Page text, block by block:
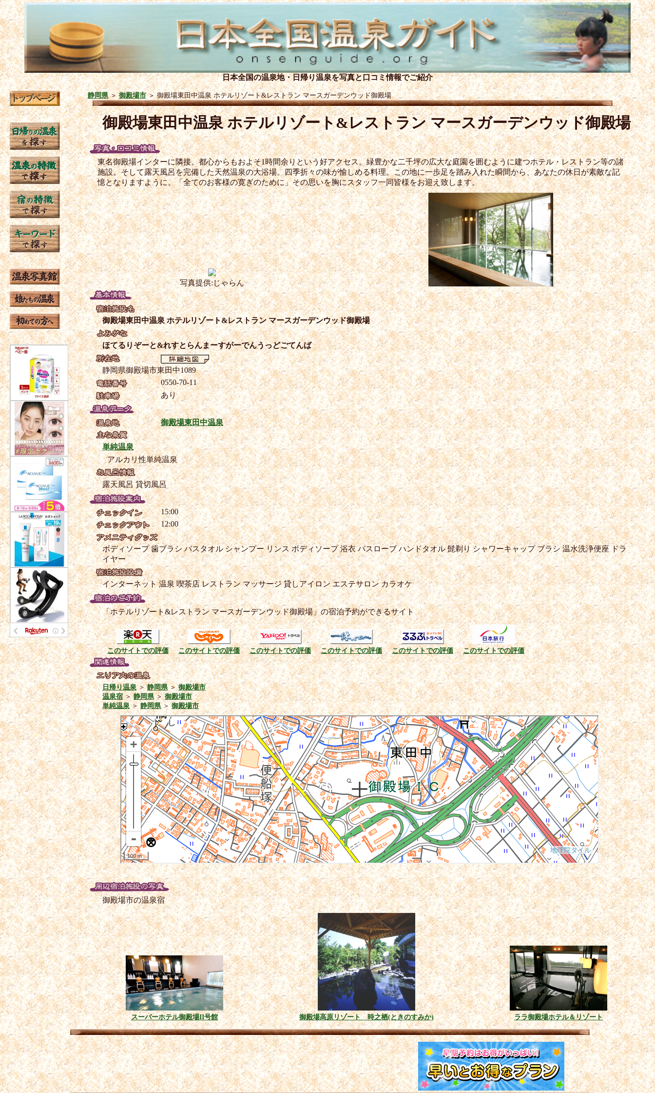
日本全国の温泉地・日帰り温泉を写真と口コミ情報でご紹介
静岡県＞御殿場市＞御殿場東田中温泉 ホテルリゾート&レストラン マースガーデンウッド御殿場
御殿場東田中温泉 ホテルリゾート&レストラン マースガーデンウッド御殿場
東名御殿場インターに隣接。都心からもおよそ1時間余りという好アクセス。緑豊かな二千坪の広大な庭園を囲むように建つホテル・レストラン等の諸
施設。そして露天風呂を完備した天然温泉の大浴場。四季折々の味が愉しめる料理。この地に一歩足を踏み入れた瞬間から、あなたの休日が素敵な記
憶となりますように。「全てのお客様の寛ぎのために」その思いを胸にスタッフ一同皆様をお迎え致します。
写真提供:じゃらん
御殿場東田中温泉 ホテルリゾート&レストラン マースガーデンウッド御殿場
ほてるりぞーと&れすとらんまーすがーでんうっどごてんば
静岡県御殿場市東田中1089
0550-70-11
あり
御殿場東田中温泉
単純温泉
アルカリ性単純温泉
露天風呂貸切風呂
15:00
12:00
ボディソープ歯ブラシバスタオルシャンプーリンスボディソープ浴衣バスローブハンドタオル髭剃りシャワーキャップブラシ温水洗浄便座ドラ
イヤー
インターネット温泉喫茶店レストランマッサージ貸しアイロンエステサロンカラオケ
「ホテルリゾート&レストラン マースガーデンウッド御殿場」の宿泊予約ができるサイト
このサイトでの評価 このサイトでの評価 このサイトでの評価 このサイトでの評価 このサイトでの評価 このサイトでの評価
日帰り温泉＞静岡県＞御殿場市
温泉宿＞静岡県＞御殿場市
単純温泉＞静岡県＞御殿場市
御殿場市の温泉宿
スーパーホテル御殿場II号館 御殿場高原リゾート 時之栖(ときのすみか) ララ御殿場ホテル＆リゾート